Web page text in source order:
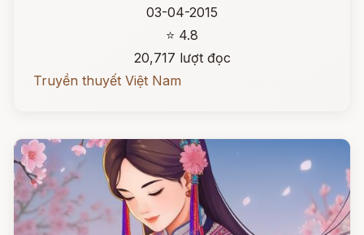
03-04-2015
⭐ 4.8
20,717 lượt đọc
Truyền thuyết Việt Nam